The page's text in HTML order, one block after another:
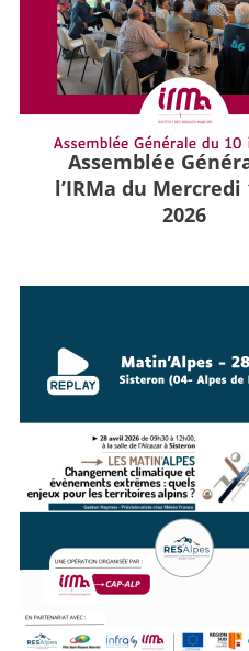
Assemblée
l’IRMa du
2026